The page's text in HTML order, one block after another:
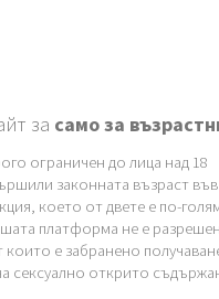
за само за
ограничен до лица над 18
законната възраст във
което от двете е по-
платформа не е
е забранено
сексуално открито